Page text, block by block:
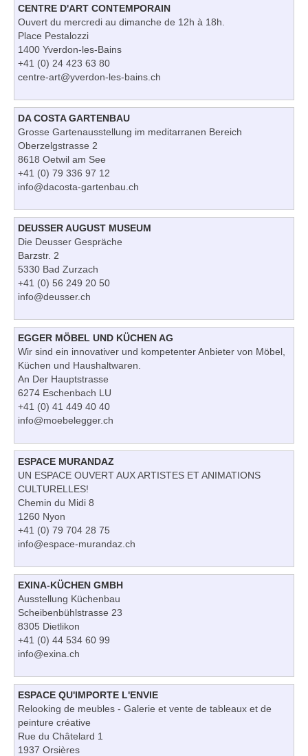
CENTRE D'ART CONTEMPORAIN
Ouvert du mercredi au dimanche de 12h à 18h.
Place Pestalozzi
1400 Yverdon-les-Bains
+41 (0) 24 423 63 80
centre-art@yverdon-les-bains.ch
DA COSTA GARTENBAU
Grosse Gartenausstellung im meditarranen Bereich
Oberzelgstrasse 2
8618 Oetwil am See
+41 (0) 79 336 97 12
info@dacosta-gartenbau.ch
DEUSSER AUGUST MUSEUM
Die Deusser Gespräche
Barzstr. 2
5330 Bad Zurzach
+41 (0) 56 249 20 50
info@deusser.ch
EGGER MÖBEL UND KÜCHEN AG
Wir sind ein innovativer und kompetenter Anbieter von Möbel,
Küchen und Haushaltwaren.
An Der Hauptstrasse
6274 Eschenbach LU
+41 (0) 41 449 40 40
info@moebelegger.ch
ESPACE MURANDAZ
UN ESPACE OUVERT AUX ARTISTES ET ANIMATIONS
CULTURELLES!
Chemin du Midi 8
1260 Nyon
+41 (0) 79 704 28 75
info@espace-murandaz.ch
EXINA-KÜCHEN GMBH
Ausstellung Küchenbau
Scheibenbühlstrasse 23
8305 Dietlikon
+41 (0) 44 534 60 99
info@exina.ch
ESPACE QU'IMPORTE L'ENVIE
Relooking de meubles - Galerie et vente de tableaux et de
peinture créative
Rue du Châtelard 1
1937 Orsières